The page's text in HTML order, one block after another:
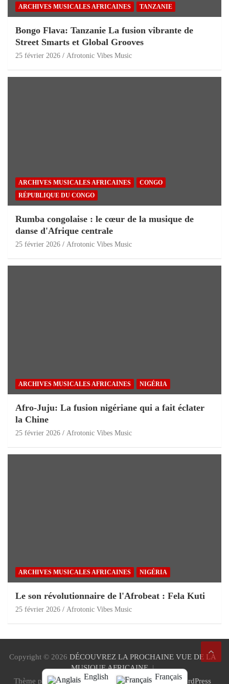
ARCHIVES MUSICALES AFRICAINES TANZANIE
Bongo Flava: Tanzanie La fusion vibrante de
Street Smarts et Global Grooves
25 février 2026 Afrotonic Vibes Music
ARCHIVES MUSICALES AFRICAINES
CONGO
RÉPUBLIQUE DU CONGO
Rumba congolaise : le cœur de la musique de
danse d'Afrique centrale
25 février 2026 Afrotonic Vibes Music
ARCHIVES MUSICALES AFRICAINES NIGÉRIA
Afro-Juju: La fusion nigériane qui a fait éclater
la Chine
25 février 2026 Afrotonic Vibes Music
ARCHIVES MUSICALES AFRICAINES NIGÉRIA
Le son révolutionnaire de l'Afrobeat : Fela Kuti
25 février 2026 Afrotonic Vibes Music
Copyright © 2026 DÉCOUVREZ LA PROCHAINE VUE DE LA
MUSIQUE AFRICAINE
Thème par:Thème Cheval Proudly Powered by:WordPress
English Français